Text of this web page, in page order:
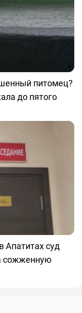
питомец?
до пятого
Апатитах суд
сожженную